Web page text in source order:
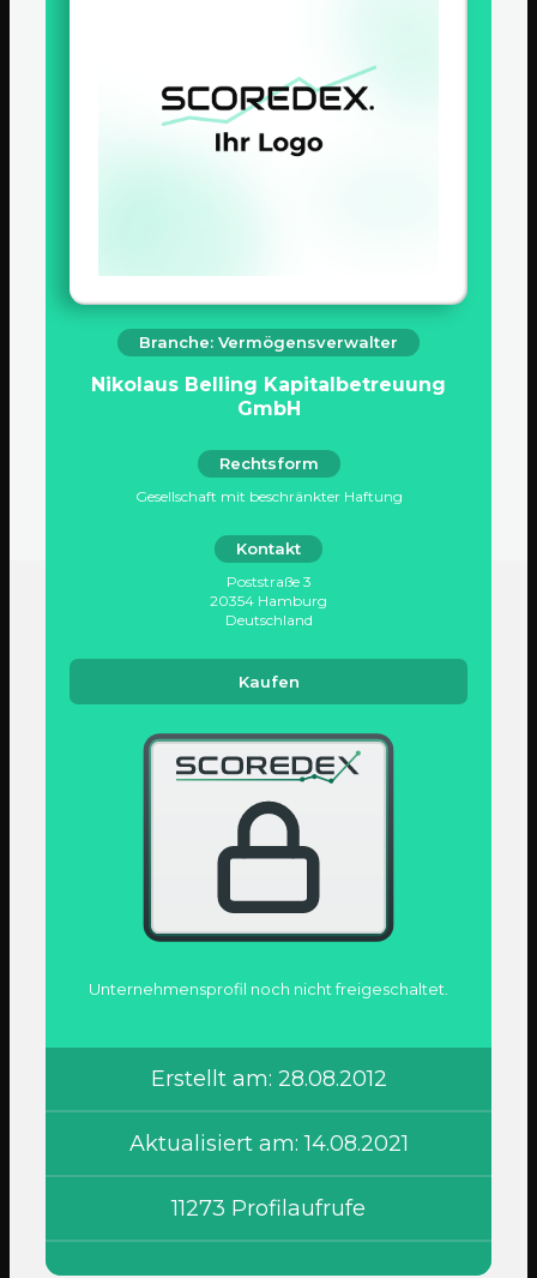
Branche: Vermögensverwalter
Nikolaus Belling Kapitalbetreuung
GmbH
Rechtsform
Gesellschaft mit beschränkter Haftung
Kontakt
Poststraße 3
20354 Hamburg
Deutschland
Kaufen
Unternehmens­profil noch nicht freigeschaltet.
Erstellt am: 28.08.2012
Aktualisiert am: 14.08.2021
11273 Profilaufrufe